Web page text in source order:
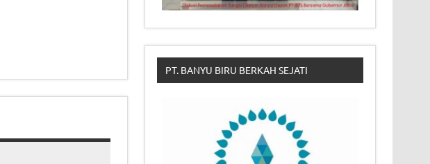
PT. BANYU BIRU BERKAH SEJATI